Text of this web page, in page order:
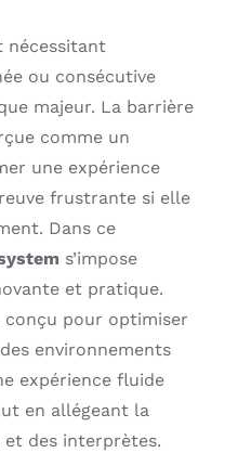
nécessitant
ou consécutive
majeur. La barrière
comme un
une expérience
frustrante si elle
Dans ce
s’impose
et pratique.
pour optimiser
environnements
expérience fluide
en allégeant la
des interprètes.